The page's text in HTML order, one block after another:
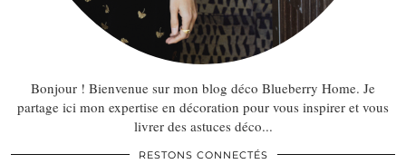
Bonjour ! Bienvenue sur mon blog déco Blueberry Home. Je
partage ici mon expertise en décoration pour vous inspirer et vous
livrer des astuces déco...
RESTONS CONNECTÉS